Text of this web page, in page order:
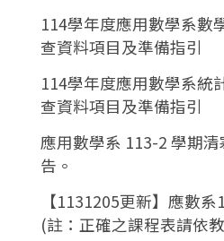
114學年度應用數學系數
查資料項目及準備指引
114學年度應用數學系統
查資料項目及準備指引
應用數學系 113-2 學期
告。
【1131205更新】應數
(註：正確之課程表請依